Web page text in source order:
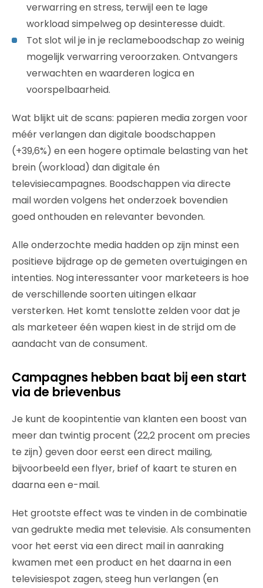
verwarring en stress, terwijl een te lage
workload simpelweg op desinteresse duidt.
Tot slot wil je in je reclameboodschap zo weinig
mogelijk verwarring veroorzaken. Ontvangers
verwachten en waarderen logica en
voorspelbaarheid.
Wat blijkt uit de scans: papieren media zorgen voor
méér verlangen dan digitale boodschappen
(+39,6%) en een hogere optimale belasting van het
brein (workload) dan digitale én
televisiecampagnes. Boodschappen via directe
mail worden volgens het onderzoek bovendien
goed onthouden en relevanter bevonden.
Alle onderzochte media hadden op zijn minst een
positieve bijdrage op de gemeten overtuigingen en
intenties. Nog interessanter voor marketeers is hoe
de verschillende soorten uitingen elkaar
versterken. Het komt tenslotte zelden voor dat je
als marketeer één wapen kiest in de strijd om de
aandacht van de consument.
Campagnes hebben baat bij een start
via de brievenbus
Je kunt de koopintentie van klanten een boost van
meer dan twintig procent (22,2 procent om precies
te zijn) geven door eerst een direct mailing,
bijvoorbeeld een flyer, brief of kaart te sturen en
daarna een e-mail.
Het grootste effect was te vinden in de combinatie
van gedrukte media met televisie. Als consumenten
voor het eerst via een direct mail in aanraking
kwamen met een product en het daarna in een
televisiespot zagen, steeg hun verlangen (en